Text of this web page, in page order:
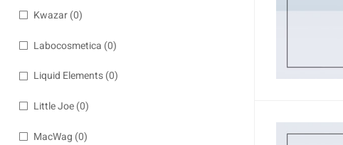
Kwazar(0)
Labocosmetica (0)
Liquid Elements(0)
Little Joe(0)
MacWag (0)